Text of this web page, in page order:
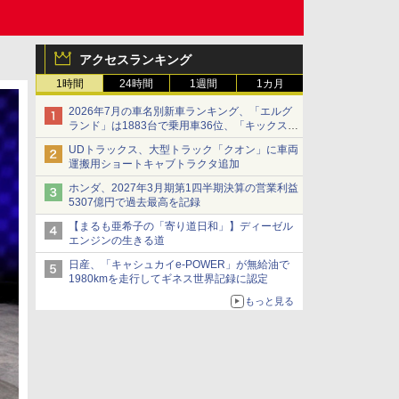
アクセスランキング
1時間 24時間 1週間 1カ月
2026年7月の車名別新車ランキング、「エルグ
ランド」は1883台で乗用車36位、「キックス」
は2591台で27位に
UDトラックス、大型トラック「クオン」に車両
運搬用ショートキャブトラクタ追加
ホンダ、2027年3月期第1四半期決算の営業利益
5307億円で過去最高を記録
【まるも亜希子の「寄り道日和」】ディーゼル
エンジンの生きる道
日産、「キャシュカイe-POWER」が無給油で
1980kmを走行してギネス世界記録に認定
もっと見る